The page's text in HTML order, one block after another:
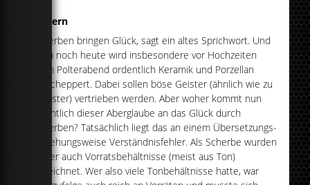
Poltern
Scherben bringen Glück, sagt ein altes Sprichwort. Und
auch noch heute wird insbesondere vor Hochzeiten
beim Polterabend ordentlich Keramik und Porzellan
zerscheppert. Dabei sollen böse Geister (ähnlich wie zu
Silvester) vertrieben werden. Aber woher kommt nun
eigentlich dieser Aberglaube an das Glück durch
Scherben? Tatsächlich liegt das an einem Übersetzungs-
beziehungsweise Verständnisfehler. Als Scherbe wurden
früher auch Vorratsbehältnisse (meist aus Ton)
bezeichnet. Wer also viele Tonbehältnisse hatte, war